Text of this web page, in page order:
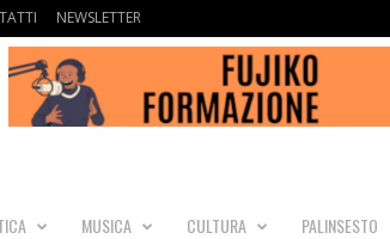
NEWSLETTER
MUSICA CULTURA PALINSESTO